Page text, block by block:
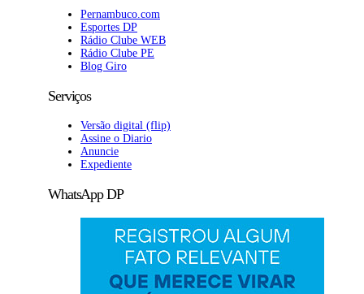
Pernambuco.com
Esportes DP
Rádio Clube WEB
Rádio Clube PE
Blog Giro
Serviços
Versão digital (flip)
Assine o Diario
Anuncie
Expediente
WhatsApp DP